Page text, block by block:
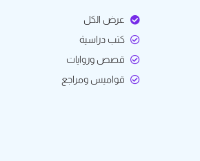
عرض الكل
كتب دراسية
قصص وروايات
قواميس ومراجع